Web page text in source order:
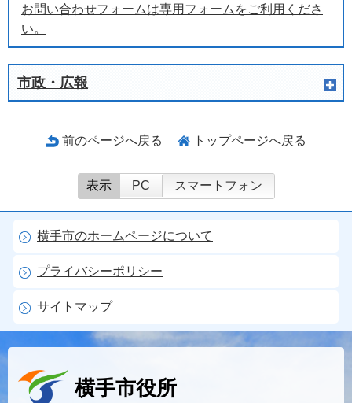
お問い合わせフォームは専用フォームをご利用くださ
い。
市政・広報
前のページへ戻る トップページへ戻る
表示 PC スマートフォン
横手市のホームページについて
プライバシーポリシー
サイトマップ
横手市役所